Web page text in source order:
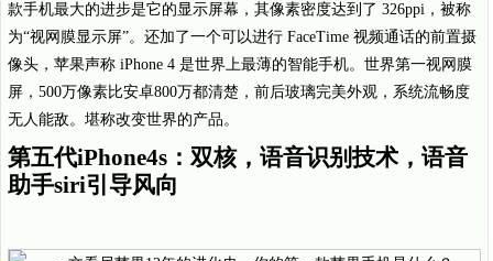
款手机最大的进步是它的显示屏幕，其像素密度达到了 326ppi，被称
为“视网膜显示屏”。还加了一个可以进行 FaceTime 视频通话的前置摄
像头，苹果声称 iPhone 4 是世界上最薄的智能手机。世界第一视网膜
屏，500万像素比安卓800万都清楚，前后玻璃完美外观，系统流畅度
无人能敌。堪称改变世界的产品。
第五代iPhone4s：双核，语音识别技术，语音
助手siri引导风向